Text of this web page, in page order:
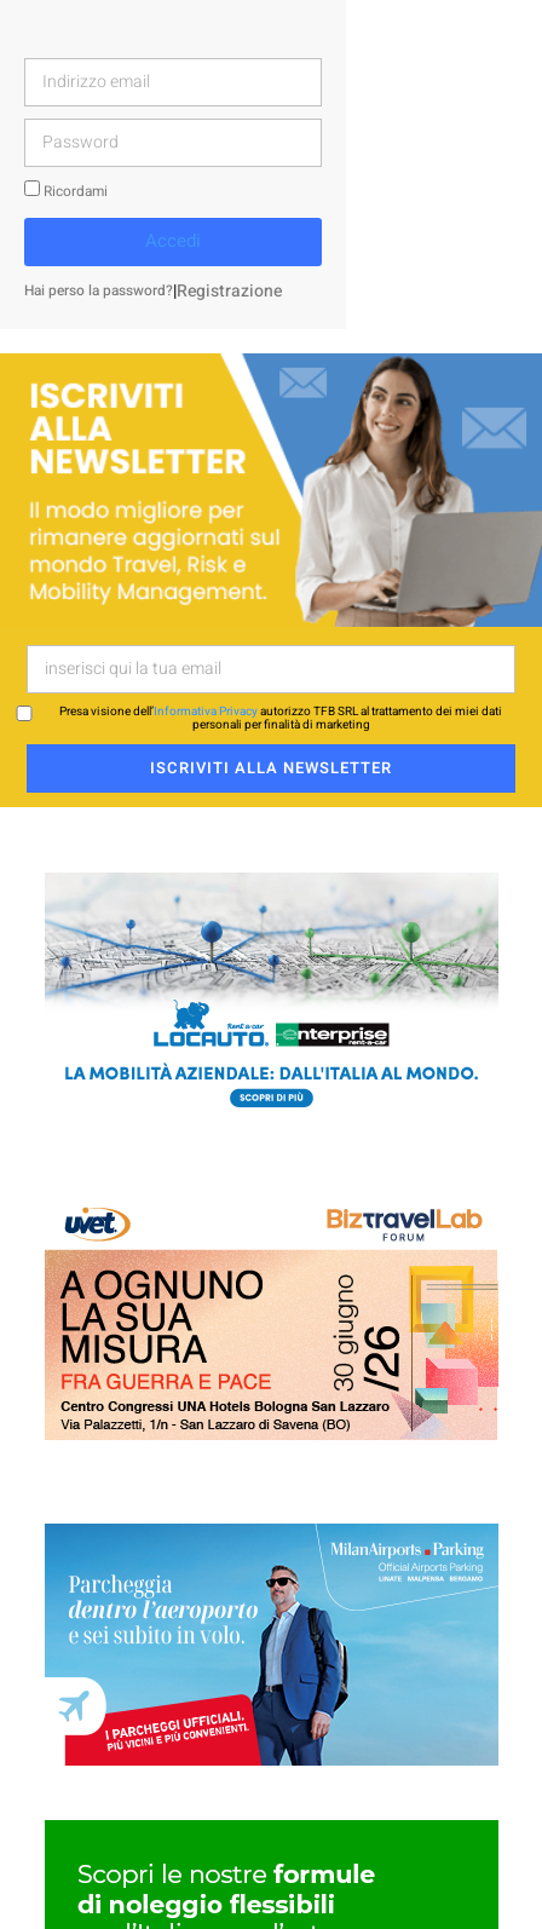
Ricordami
Accedi
Hai perso la password?|Registrazione
Presa visione dell’Informativa Privacyautorizzo TFB SRL al trattamento dei miei dati
personali per finalità di marketing
ISCRIVITI ALLA NEWSLETTER